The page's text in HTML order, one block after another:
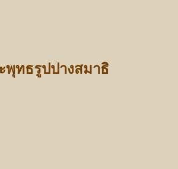
พุทธรูปปางสมาธิ